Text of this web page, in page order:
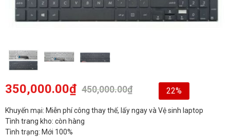
450,000.00₫
350,000.00₫ 22%
Khuyến mại: Miễn phí công thay thế, lấy ngay và Vệ sinh laptop
Tình trang kho: còn hàng
Tình trạng: Mới 100%